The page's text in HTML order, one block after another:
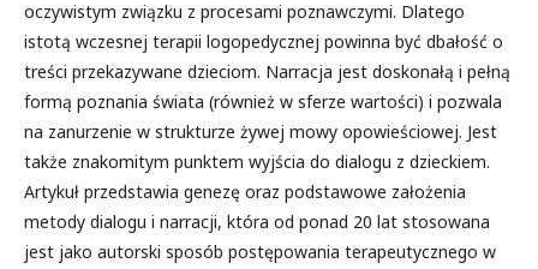
oczywistym związku z procesami poznawczymi. Dlatego
istotą wczesnej terapii logopedycznej powinna być dbałość o
treści przekazywane dzieciom. Narracja jest doskonałą i pełną
formą poznania świata (również w sferze wartości) i pozwala
na zanurzenie w strukturze żywej mowy opowieściowej. Jest
także znakomitym punktem wyjścia do dialogu z dzieckiem.
Artykuł przedstawia genezę oraz podstawowe założenia
metody dialogu i narracji, która od ponad 20 lat stosowana
jest jako autorski sposób postępowania terapeutycznego w